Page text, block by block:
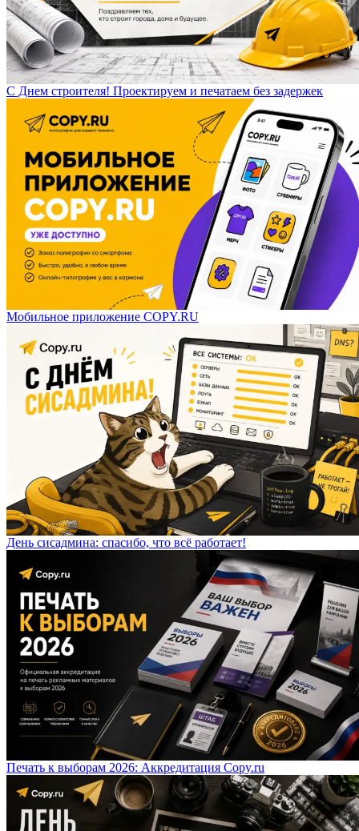
С Днем строителя! Проектируем и печатаем без задержек
Мобильное приложение COPY.RU
День сисадмина: спасибо, что всё работает!
Печать к выборам 2026: Аккредитация Copy.ru